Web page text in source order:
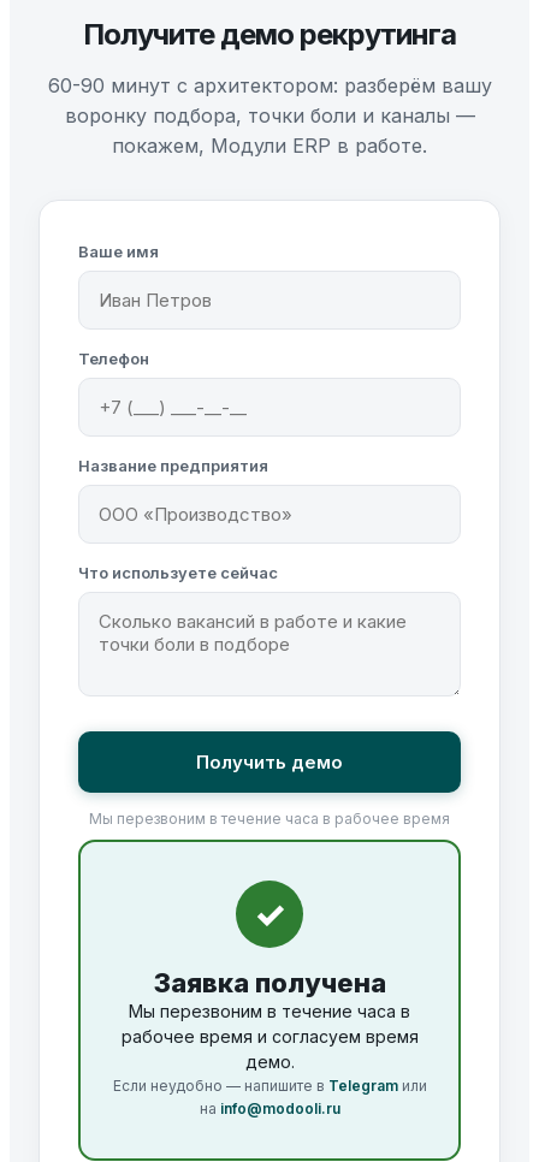
Получите демо рекрутинга
60-90 минут с архитектором: разберём вашу
воронку подбора, точки боли и каналы —
покажем, Модули ERP в работе.
Ваше имя
Телефон
Название предприятия
Что используете сейчас
Получить демо
Мы перезвоним в течение часа в рабочее время
✓
Заявка получена
Мы перезвоним в течение часа в
рабочее время и согласуем время
демо.
Если неудобно — напишите в Telegramили
на info@modooli.ru